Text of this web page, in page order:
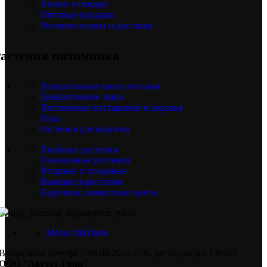
Акции и скидки
Оптовые продажи
Условия оплаты и доставки
питомника
Декоративные многолетники
Декоративные злаки
Лиственные кустарники и деревья
Розы
Растения для водоема
Хвойные растения
Луковичные растения
Ягодные и плодовые
Вьющиеся растения
Кадочные, комнатные цветы
Menu child item
торговом реестре с 08.08.2023 г., № регистрации 190455
"Август-Грин"